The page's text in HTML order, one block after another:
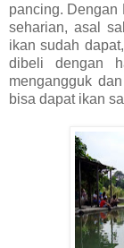
pancing. Dengan
seharian, asal
ikan sudah
dibeli dengan
mengangguk
bisa dapat ikan